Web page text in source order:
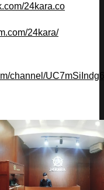
24kara.co
24kara/
channel/